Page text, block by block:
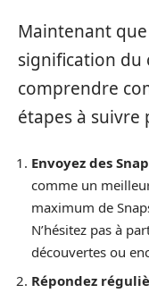
Maintenant
signification du
comprendre
étapes à
Envoyez des
comme un
maximum de
N’hésitez pas à
découvertes ou
Répondez